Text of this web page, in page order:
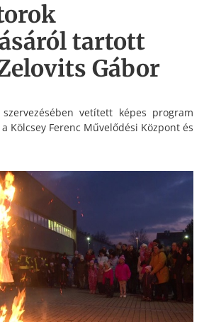
tartott
Gábor
szervezésében vetített képes program
Kölcsey Ferenc Művelődési Központ és